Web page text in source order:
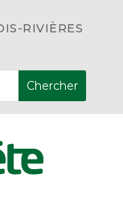
RIVIÈRES